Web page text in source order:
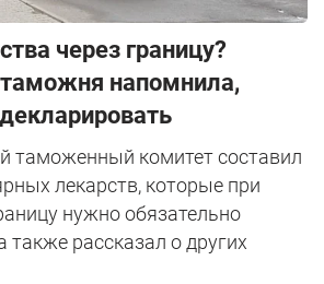
через границу?
напомнила,
таможенный комитет составил
лекарств, которые при
нужно обязательно
также рассказал о других